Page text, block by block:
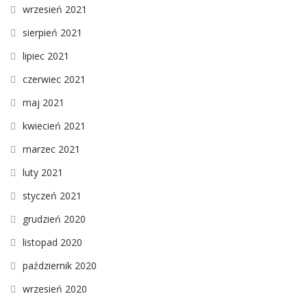
wrzesień 2021
sierpień 2021
lipiec 2021
czerwiec 2021
maj 2021
kwiecień 2021
marzec 2021
luty 2021
styczeń 2021
grudzień 2020
listopad 2020
październik 2020
wrzesień 2020